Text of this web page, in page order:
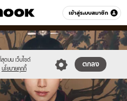
เข้าสู่ระบบสมาชิก
หมวดอื่นๆ
สุดบน เว็บไซต์
นโยบายคุกกี้
ตกลง